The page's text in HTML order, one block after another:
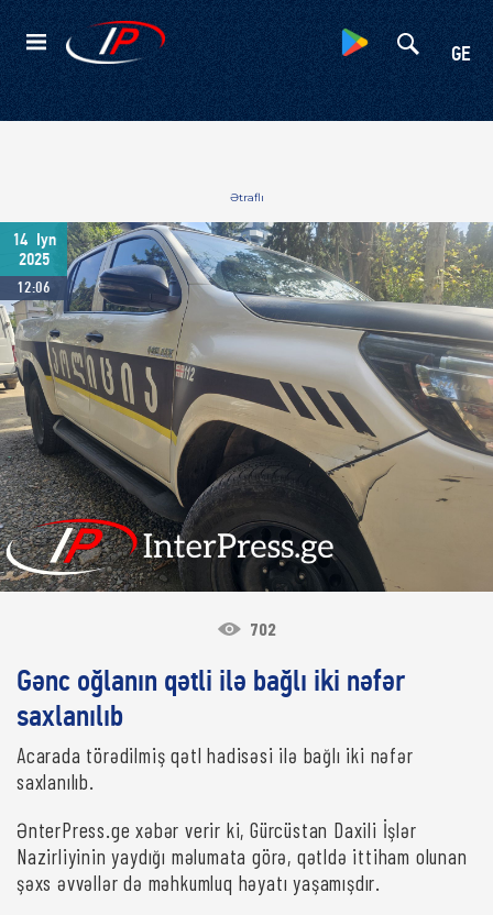
GE
Kateqoriyalar
Ətraflı
14
Iyn
2025
12:06
702
Gənc oğlanın qətli ilə bağlı iki nəfər
saxlanılıb
Acarada törədilmiş qətl hadisəsi ilə bağlı iki nəfər
saxlanılıb.
ƏnterPress.ge xəbər verir ki, Gürcüstan Daxili İşlər
Nazirliyinin yaydığı məlumata görə, qətldə ittiham olunan
şəxs əvvəllər də məhkumluq həyatı yaşamışdır.